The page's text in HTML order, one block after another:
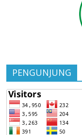
PENGUNJUNG